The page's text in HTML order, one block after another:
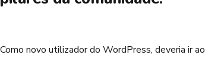
Como novo utilizador do WordPress, deveria ir ao